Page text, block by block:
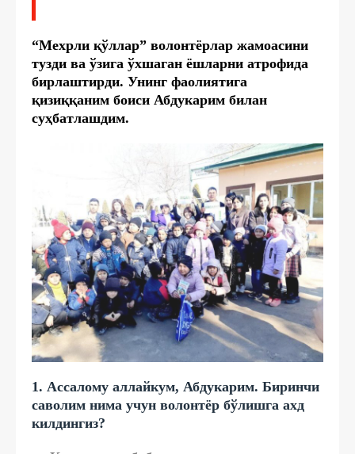
“Мехрли қўллар” волонтёрлар жамоасини
тузди ва ўзига ўхшаган ёшларни атрофида
бирлаштирди. Унинг фаолиятига
қизиққаним боиси Абдукарим билан
суҳбатлашдим.
1. Ассалому аллайкум, Абдукарим. Биринчи
саволим нима учун волонтёр бўлишга ахд
килдингиз?